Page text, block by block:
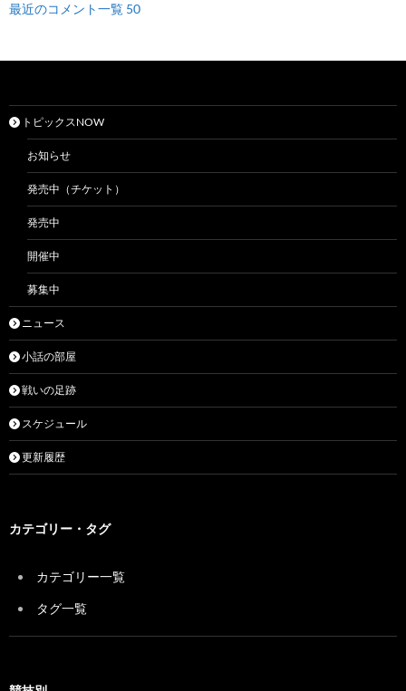
最近のコメント一覧 50
トピックスNOW
お知らせ
発売中（チケット）
発売中
開催中
募集中
ニュース
小話の部屋
戦いの足跡
スケジュール
更新履歴
カテゴリー・タグ
カテゴリー一覧
タグ一覧